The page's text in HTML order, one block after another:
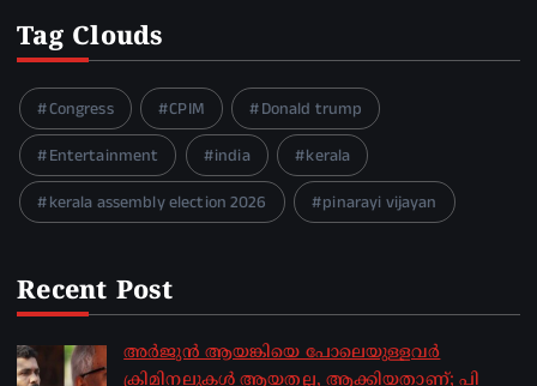
Tag Clouds
Congress CPIM
Donald trump
Entertainment
india
kerala
kerala assembly election 2026
pinarayi vijayan
Recent Post
അർജുൻ ആയങ്കിയെ പോലെയുള്ളവർ
ക്രിമിനലുകൾ ആയതല്ല, ആക്കിയതാണ്; പി